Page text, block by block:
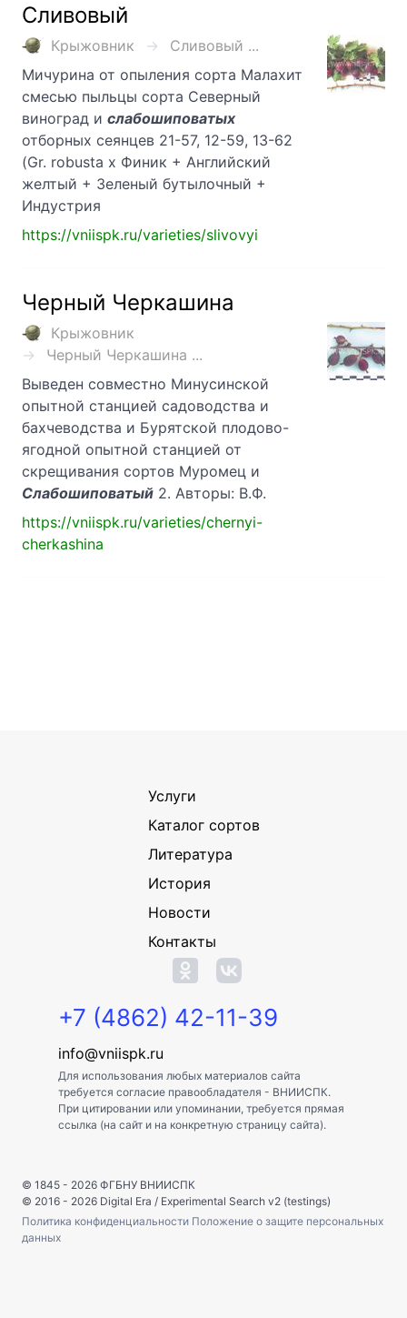
Сливовый
Крыжовник
Сливовый ...
Мичурина от опыления сорта Малахит
смесью пыльцы сорта Северный
виноград и слабошиповатых
отборных сеянцев 21-57, 12-59, 13-62
(Gr. robusta х Финик + Английский
желтый + Зеленый бутылочный +
Индустрия
https://vniispk.ru/varieties/slivovyi
Черный Черкашина
Крыжовник
Черный Черкашина ...
Выведен совместно Минусинской
опытной станцией садоводства и
бахчеводства и Бурятской плодово-
ягодной опытной станцией от
скрещивания сортов Муромец и
Слабошиповатый 2. Авторы: В.Ф.
https://vniispk.ru/varieties/chernyi-
cherkashina
Услуги
Каталог сортов
Литература
История
Новости
Контакты
+7 (4862) 42-11-39
info@vniispk.ru
Для использования любых материалов сайта
требуется согласие правообладателя - ВНИИСПК.
При цитировании или упоминании, требуется прямая
ссылка (на сайт и на конкретную страницу сайта).
© 1845 - 2026 ФГБНУ ВНИИСПК
© 2016 - 2026 Digital Era / Experimental Search v2 (testings)
Политика конфиденциальности Положение о защите персональных
данных